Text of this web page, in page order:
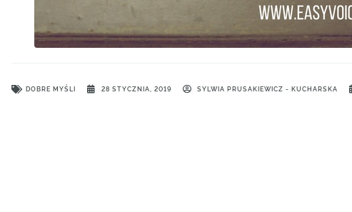
DOBRE MYŚLI 28 STYCZNIA, 2019 SYLWIA PRUSAKIEWICZ - KUCHARSKA